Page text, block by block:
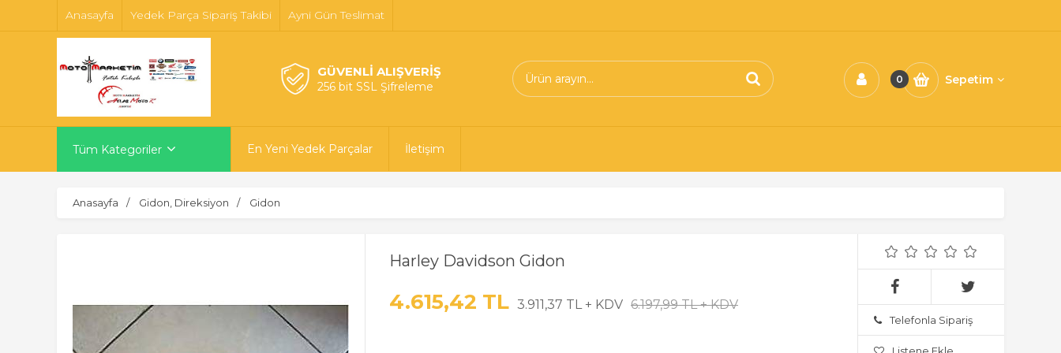
Anasayfa Yedek Parça Sipariş Takibi Ayni Gün Teslimat
GÜVENLİ ALIŞVERİŞ
256 bit SSL Şifreleme
0 Sepetim
Tüm Kategoriler En Yeni Yedek Parçalar İletişim
Anasayfa Gidon, Direksiyon Gidon
Harley Davidson Gidon
4.615,42 TL 3.911,37 TL + KDV 6.197,99 TL + KDV
Telefonla Sipariş